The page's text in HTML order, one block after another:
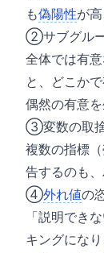
も偽陽性が
②サブグル
全体では有
と、どこか
偶然の有意を
③変数の取
複数の指標
告するのも、
④外れ値の
「説明でき
キングになり